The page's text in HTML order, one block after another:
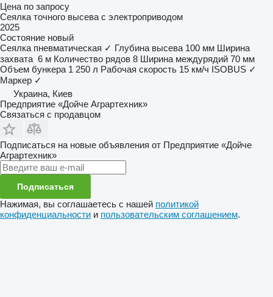
Цена по запросу
Сеялка точного высева с электроприводом
2025
Состояние новый
Сеялка пневматическая ✓ Глубина высева 100 мм Ширина
захвата 6 м Количество рядов 8 Ширина междурядий 70 мм
Объем бункера 1 250 л Рабочая скорость 15 км/ч ISOBUS ✓
Маркер ✓
Украина, Киев
Предприятие «Дойче Аграртехник»
Связаться с продавцом
Подписаться на новые объявления от Предприятие «Дойче
Аграртехник»
Подписаться
Нажимая, вы соглашаетесь с нашей политикой
конфиденциальности и пользовательским соглашением.